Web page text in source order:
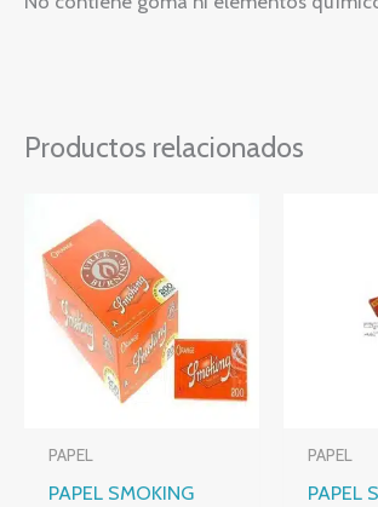
Productos relacionados
PAPEL
PAPEL SMOKING
PAPEL
PAPEL